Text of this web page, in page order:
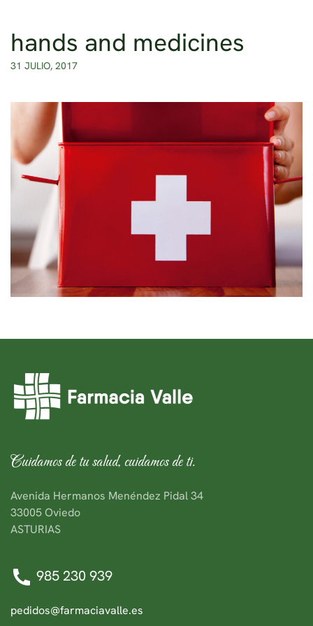
Ir al contenido principal
hands and medicines
31 JULIO, 2017
Cuidamos de tu salud, cuidamos de ti.
Avenida Hermanos Menéndez Pidal 34
33005 Oviedo
ASTURIAS
985 230 939
pedidos@farmaciavalle.es